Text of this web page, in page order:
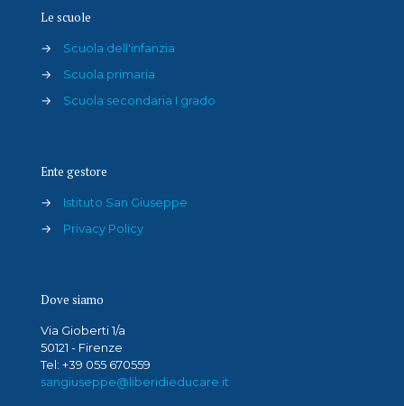
Le scuole
→
Scuola dell'infanzia
→
Scuola primaria
→
Scuola secondaria I grado
Ente gestore
→
Istituto San Giuseppe
→
Privacy Policy
Dove siamo
Via Gioberti 1/a
50121 - Firenze
Tel: +39 055 670559
sangiuseppe@liberidieducare.it